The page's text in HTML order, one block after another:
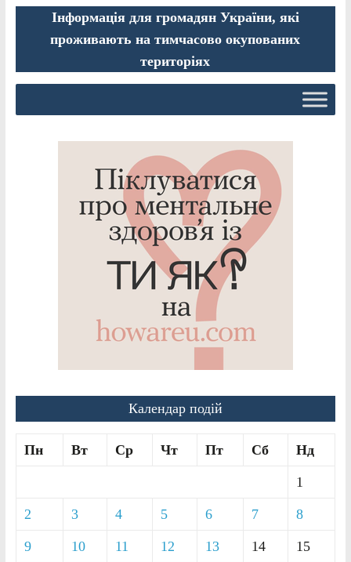
Інформація для громадян України, які
проживають на тимчасово окупованих
територіях
Календар подій
Пн Вт Ср Чт Пт Сб Нд
1
2 3 4 5 6 7 8
9 10 11 12 13 14 15